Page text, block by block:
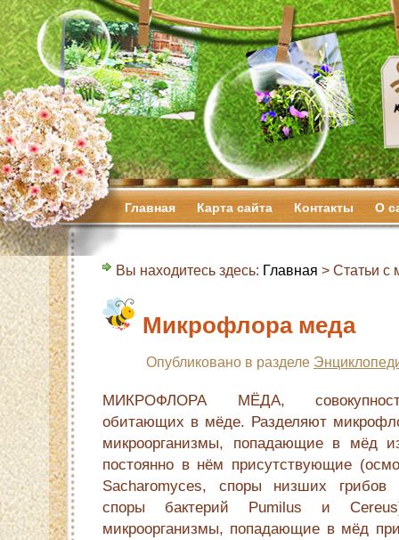
Главная Карта сайта Контакты О
Вы находитесь здесь: Главная > Статьи с
Микрофлора меда
Опубликовано в разделе
МИКРОФЛОРА МЁДА,
обитающих в мёде. Разделяют
микроорганизмы, попадающие в мёд
постоянно в нём присутствующие
Sacharomyces, споры низших грибов
споры бактерий Pumilus и
микроорганизмы, попадающие в мёд